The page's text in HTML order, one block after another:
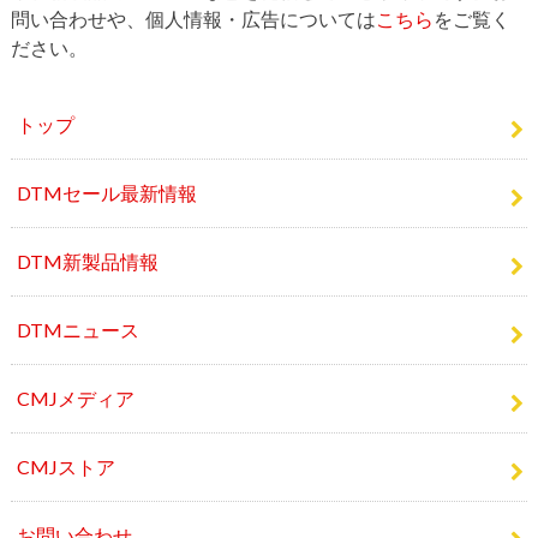
トップ
DTMセール最新情報
DTM新製品情報
DTMニュース
CMJメディア
CMJストア
お問い合わせ